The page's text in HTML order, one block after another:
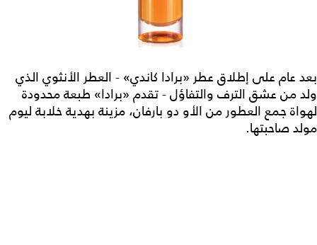
بعد عام على إطلاق عطر «برادا كاندي» - العطر الأنثوي الذي
ولد من عشق الترف والتفاؤل - تقدم «برادا» طبعة محدودة
لهواة جمع العطور من الأو دو بارفان، مزينة بهدية خلابة ليوم
مولد صاحبتها.